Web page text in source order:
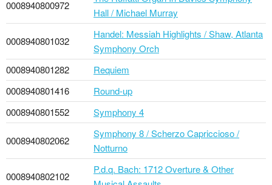
0008940800972
Hall / Michael Murray
0008940801032
Handel: Messiah Highlights / Shaw, Atlanta
Symphony Orch
0008940801282
Requiem
0008940801416
Round-up
0008940801552
Symphony 4
0008940802062
Symphony 8 / Scherzo Capriccioso /
Notturno
0008940802102
P.d.q. Bach: 1712 Overture & Other